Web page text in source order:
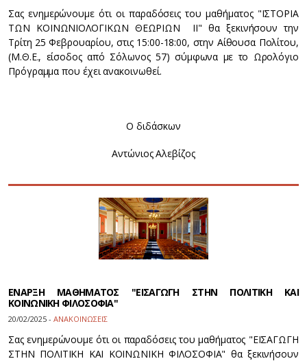
Σας ενημερώνουμε ότι οι παραδόσεις του μαθήματος "ΙΣΤΟΡΙΑ
ΤΩΝ ΚΟΙΝΩΝΙΟΛΟΓΙΚΩΝ ΘΕΩΡΙΩΝ ΙΙ" θα ξεκινήσουν την
Τρίτη 25 Φεβρουαρίου, στις 15:00-18:00, στην Αίθουσα Πολίτου,
(Μ.Θ.Ε., είσοδος από Σόλωνος 57) σύμφωνα με το Ωρολόγιο
Πρόγραμμα που έχει ανακοινωθεί.
Ο διδάσκων
Αντώνιος Αλεβίζος
ΕΝΑΡΞΗ ΜΑΘΗΜΑΤΟΣ "ΕΙΣΑΓΩΓΗ ΣΤΗΝ ΠΟΛΙΤΙΚΗ ΚΑΙ
ΚΟΙΝΩΝΙΚΗ ΦΙΛΟΣΟΦΙΑ"
20/02/2025 - ΑΝΑΚΟΙΝΩΣΕΙΣ
Σας ενημερώνουμε ότι οι παραδόσεις του μαθήματος "ΕΙΣΑΓΩΓΗ
ΣΤΗΝ ΠΟΛΙΤΙΚΗ ΚΑΙ ΚΟΙΝΩΝΙΚΗ ΦΙΛΟΣΟΦΙΑ" θα ξεκινήσουν